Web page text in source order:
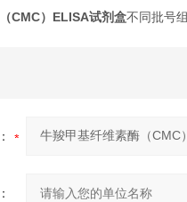
CMC）ELISA试剂盒不同批号